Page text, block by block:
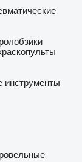
инструменты